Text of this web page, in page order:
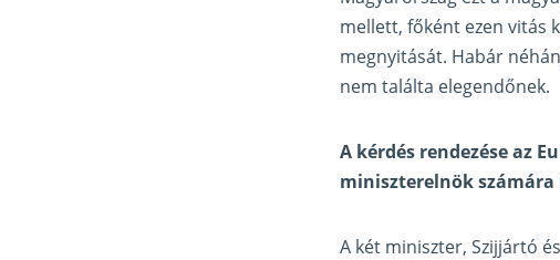
mellett, főként ezen vitás
megnyitását. Habár
nem találta elegendőnek.
A kérdés rendezése az
miniszterelnök
A két miniszter, Szijjártó